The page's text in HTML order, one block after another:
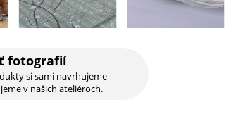
fotografií
si sami navrhujeme
v našich ateliéroch.